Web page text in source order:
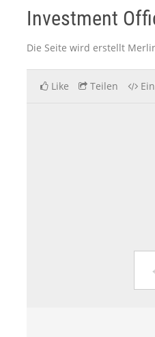
Investment
Die Seite wird erstellt
Like Teilen